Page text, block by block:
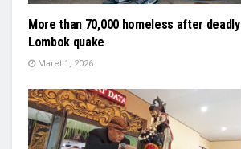
More than 70,000 homeless after deadly
Lombok quake
Maret 1, 2026